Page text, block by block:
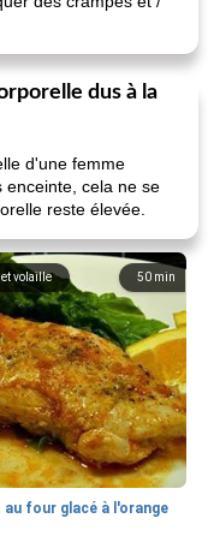
dus à la
d'une femme
enceinte, cela ne se
reste élevée.
50 min
volaille
au four glacé à l'orange